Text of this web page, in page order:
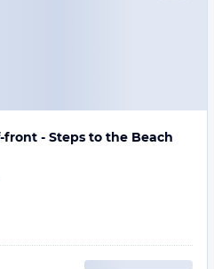
- Steps to the Beach